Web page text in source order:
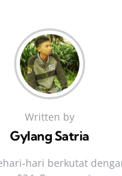
Written by
Gylang Satria
berkutat